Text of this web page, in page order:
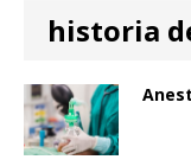
historia